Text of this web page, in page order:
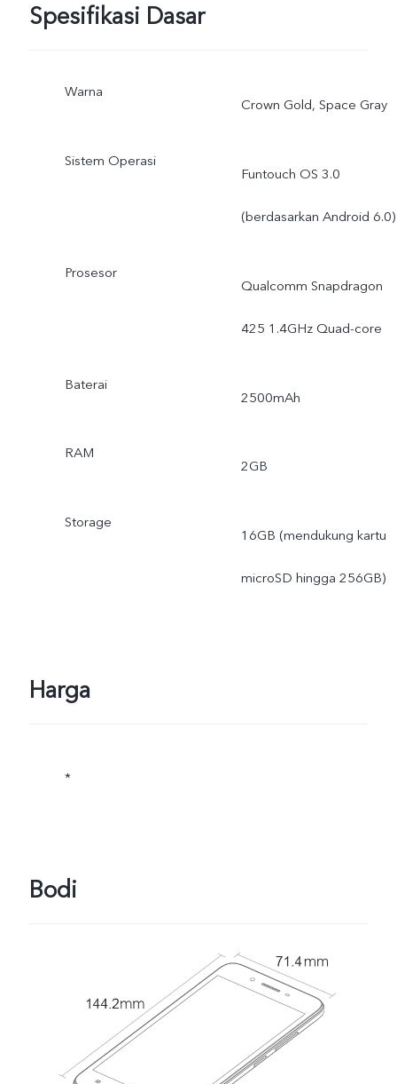
Spesifikasi Dasar
Warna
Crown Gold, Space Gray
Sistem Operasi
Funtouch OS 3.0
(berdasarkan Android 6.0)
Prosesor
Qualcomm Snapdragon
425 1.4GHz Quad-core
Baterai
2500mAh
RAM
2GB
Storage
16GB (mendukung kartu
microSD hingga 256GB)
Harga
*
Bodi